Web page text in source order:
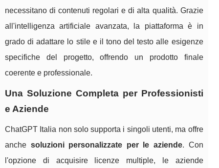
necessitano di contenuti regolari e di alta qualità. Grazie
all'intelligenza artificiale avanzata, la piattaforma è in
grado di adattare lo stile e il tono del testo alle esigenze
specifiche del progetto, offrendo un prodotto finale
coerente e professionale.
Una Soluzione Completa per Professionisti
e Aziende
ChatGPT Italia non solo supporta i singoli utenti, ma offre
anche soluzioni personalizzate per le aziende. Con
l'opzione di acquisire licenze multiple, le aziende